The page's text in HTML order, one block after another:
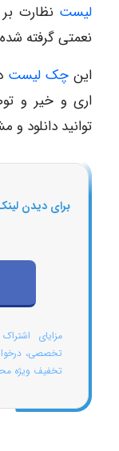
لیست نظارت
نعمتی گرفته
این چک لیست
اری و خیر و
توانید دانلود و
برای دیدن
مزایای
تخصصی،
تخفیف ویژه